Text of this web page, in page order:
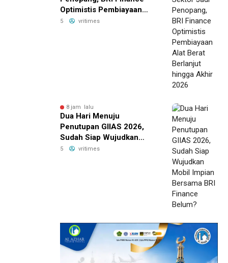
Optimistis Pembiayaan
Alat Berat Berlanjut hingga
5 vritimes
8 jam lalu
Dua Hari Menuju
Penutupan GIIAS 2026,
Sudah Siap Wujudkan
Mobil Impian Bersama BRI
5 vritimes